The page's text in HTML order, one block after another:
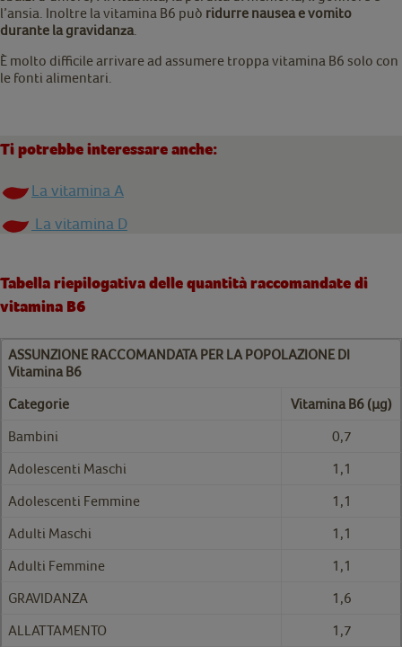
l’ansia. Inoltre la vitamina B6 può ridurre nausea e vomito
durante la gravidanza
È molto difficile arrivare ad assumere troppa vitamina B6 solo con
le fonti alimentari.
Ti potrebbe interessare anche:
La vitamina A
La vitamina D
Tabella riepilogativa delle quantità raccomandate di
vitamina B6
ASSUNZIONE RACCOMANDATA PER LA POPOLAZIONE DI
Vitamina B6
Categorie
Vitamina B6 (µg)
Bambini
0,7
Adolescenti Maschi
1,1
Adolescenti Femmine
1,1
Adulti Maschi
1,1
Adulti Femmine
1,1
GRAVIDANZA
1,6
ALLATTAMENTO
1,7